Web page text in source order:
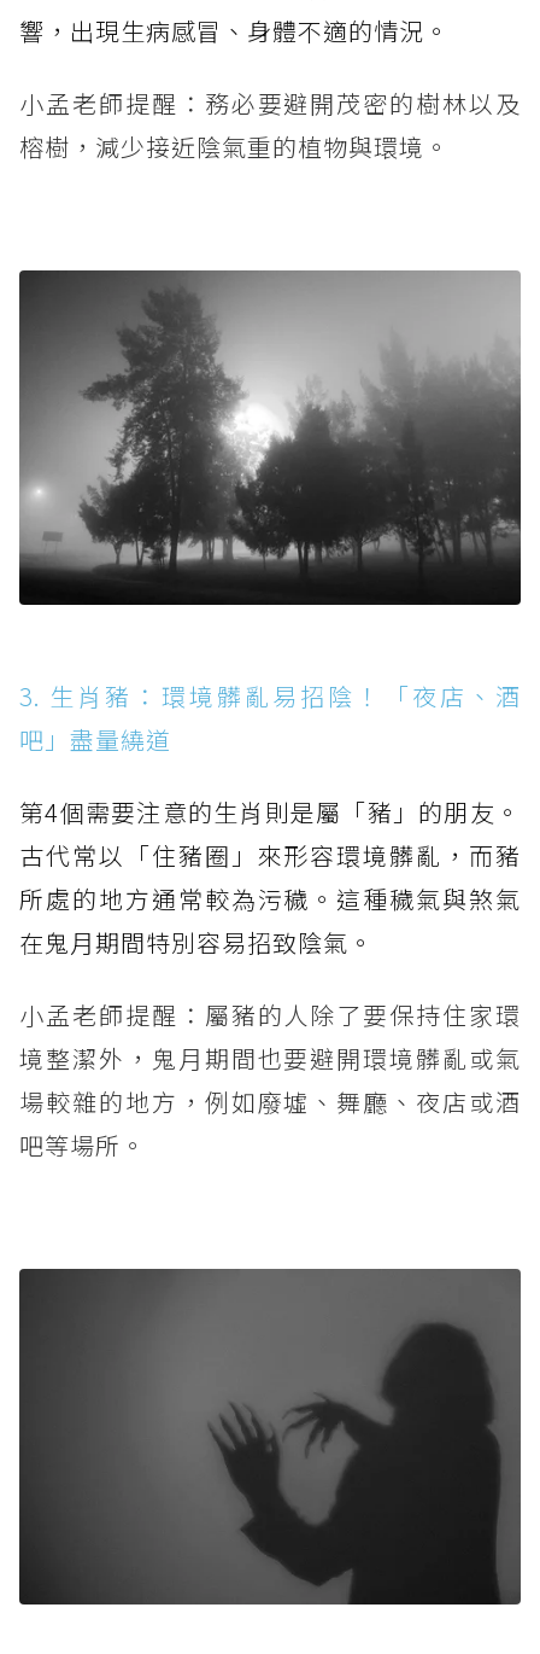
響，出現生病感冒、身體不適的情況。
小孟老師提醒：務必要避開茂密的樹林以及
榕樹，減少接近陰氣重的植物與環境。
3. 生肖豬：環境髒亂易招陰！「夜店、酒
吧」盡量繞道
第4個需要注意的生肖則是屬「豬」的朋友。
古代常以「住豬圈」來形容環境髒亂，而豬
所處的地方通常較為污穢。這種穢氣與煞氣
在鬼月期間特別容易招致陰氣。
小孟老師提醒：屬豬的人除了要保持住家環
境整潔外，鬼月期間也要避開環境髒亂或氣
場較雜的地方，例如廢墟、舞廳、夜店或酒
吧等場所。